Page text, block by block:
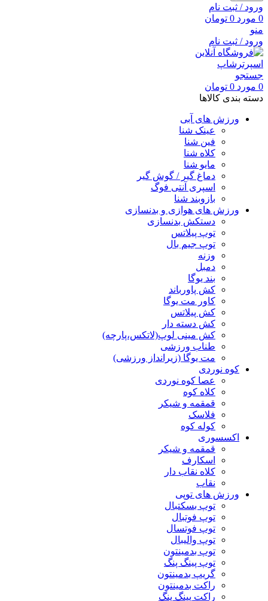
ورود / ثبت نام
0 مورد 0 تومان
منو
ورود / ثبت نام
جستجو
0 مورد 0 تومان
دسته بندی کالاها
ورزش های آبی
عینک شنا
فین شنا
کلاه شنا
مایو شنا
دماغ گیر / گوش گیر
اسپری آنتی فوگ
بازوبند شنا
ورزش های هوازی و بدنسازی
دستکش بدنسازی
توپ پیلاتس
توپ جیم بال
وزنه
دمبل
بند یوگا
کش پاورباند
کاور مت یوگا
کش پیلاتس
کش دسته دار
کش مینی لوپ(لاتکس،پارچه)
طناب ورزشی
مت یوگا (زیرانداز ورزشی)
کوه نوردی
عصا کوه نوردی
کلاه کوه
قمقمه و شیکر
فلاسک
کوله کوه
اکسسوری
قمقمه و شیکر
اسکارف
کلاه نقاب دار
نقاب
ورزش های توپی
توپ بسکتبال
توپ فوتبال
توپ فوتسال
توپ والیبال
توپ بدمینتون
توپ پینگ پنگ
گریپ بدمینتون
راکت بدمینتون
راکت پینگ پنگ